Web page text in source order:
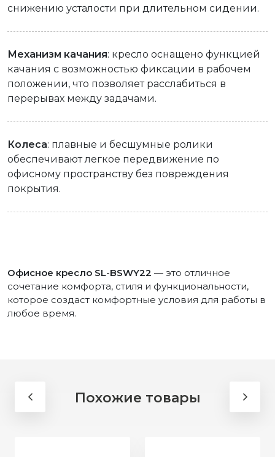
снижению усталости при длительном сидении.
Механизм качания: кресло оснащено функцией
качания с возможностью фиксации в рабочем
положении, что позволяет расслабиться в
перерывах между задачами.
Колеса: плавные и бесшумные ролики
обеспечивают легкое передвижение по
офисному пространству без повреждения
покрытия.
Офисное кресло SL-BSWY22 — это отличное
сочетание комфорта, стиля и функциональности,
которое создаст комфортные условия для работы в
любое время.
Похожие товары